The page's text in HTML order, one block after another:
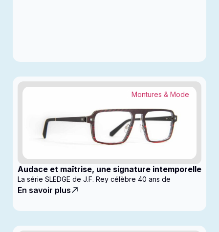
Audace et maîtrise, une signature intemporelle
Montures & Mode
La série SLEDGE de J.F. Rey célèbre 40 ans de
En savoir plus